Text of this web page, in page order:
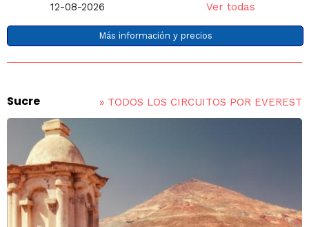
12-08-2026
Ver todas
Más información y precios
» TODOS LOS CIRCUITOS POR EVEREST
Sucre